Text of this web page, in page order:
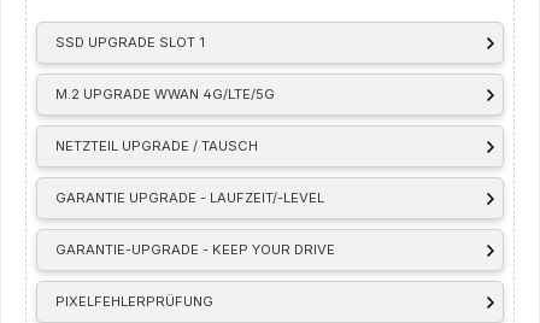
SSD UPGRADE SLOT 1
M.2 UPGRADE WWAN 4G/LTE/5G
NETZTEIL UPGRADE / TAUSCH
GARANTIE UPGRADE - LAUFZEIT/-LEVEL
GARANTIE-UPGRADE - KEEP YOUR DRIVE
PIXELFEHLERPRÜFUNG